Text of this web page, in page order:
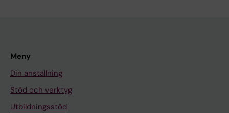
Meny
Din anställning
Stöd och verktyg
Utbildningsstöd